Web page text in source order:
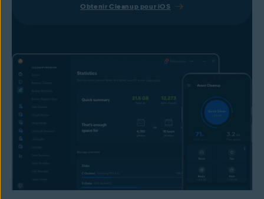
Obtenir Cleanup pour iOS